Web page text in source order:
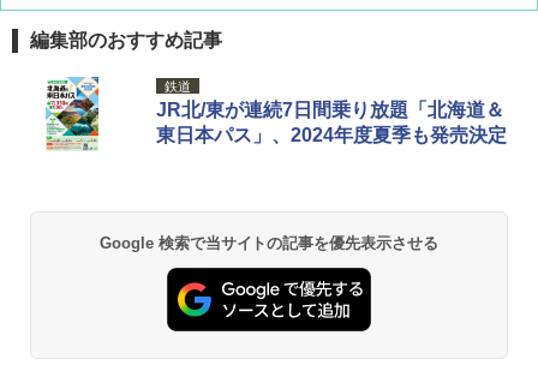
僕が見た未来【完全版】
￥0
D40 地球の歩き方 チェンマイ タイ北部の魅
力的な町 2026～2027 地球の歩き方D アジア
￥2,079
[キャンパーズコレクション 山善] ポップアッ
プテント 傘みたいに広げて畳める パッとサ
ッとサンシェード キューブ フルクローズ メ
ッシュ 簡単設置 ワンタッチテント キャンプ
PYKES PEAK (パイクスピーク) 着替えテン
ト プライバシー テント 【中が透けない】 1
人用 折りたたみ 防災グッズ 災害用トイレ ビ
ーチ ピクニック ポップアップテント 携帯 簡
易 トイレテント (グレー)
DEWEL パラソル 大型 ビーチ アウトドアパ
ラソル ガーデン サイトシート付 折りたたみ
防水 UVカット 4段階高さ調整 軽量 収納袋付
き
GRANDOOR ステンレス保冷剤 2個セット 2
026リニューアル 急速冷凍 空間倍増 衛生的
コンパクト 保冷力長持ち
編集部のおすすめ記事
鉄道
JR北/東が連続7日間乗り放題「北海道＆
東日本パス」、2024年度夏季も発売決定
Google 検索で当サイトの記事を優先表示させる